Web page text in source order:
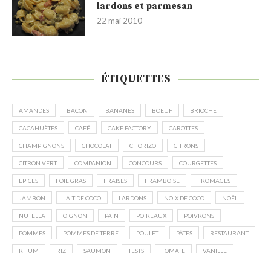
lardons et parmesan
22 mai 2010
ÉTIQUETTES
AMANDES BACON BANANES BOEUF BRIOCHE
CACAHUÈTES CAFÉ CAKE FACTORY CAROTTES
CHAMPIGNONS CHOCOLAT CHORIZO CITRONS
CITRON VERT COMPANION CONCOURS COURGETTES
EPICES FOIE GRAS FRAISES FRAMBOISE FROMAGES
JAMBON LAIT DE COCO LARDONS NOIX DE COCO NOËL
NUTELLA OIGNON PAIN POIREAUX POIVRONS
POMMES POMMES DE TERRE POULET PÂTES RESTAURANT
RHUM RIZ SAUMON TESTS TOMATE VANILLE